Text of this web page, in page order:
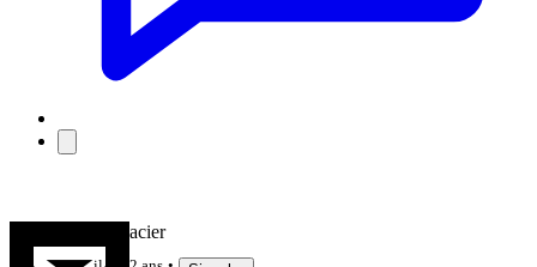
Fufu Brindacier